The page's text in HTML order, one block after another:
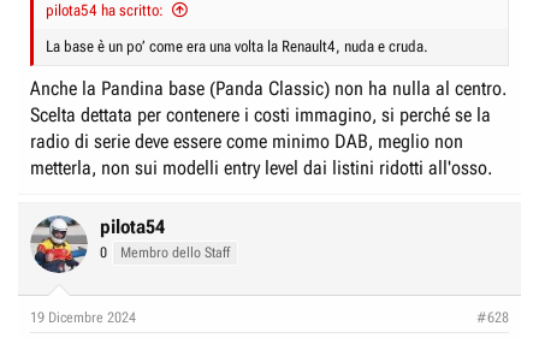
pilota54 ha scritto:
La base è un po’ come era una volta la Renault4, nuda e cruda.
Anche la Pandina base (Panda Classic) non ha nulla al centro.
Scelta dettata per contenere i costi immagino, si perché se la
radio di serie deve essere come minimo DAB, meglio non
metterla, non sui modelli entry level dai listini ridotti all'osso.
pilota54
0 Membro dello Staff
19 Dicembre 2024 #628